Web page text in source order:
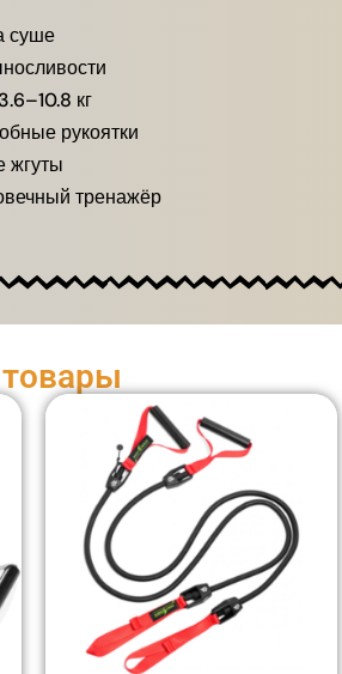
суше
кг
рукоятки
жгуты
тренажёр